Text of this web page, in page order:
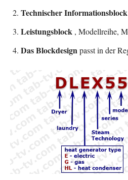
Technischer Informationsblock
Leistungsblock , Modellreihe,
Das Blockdesignpasst in der